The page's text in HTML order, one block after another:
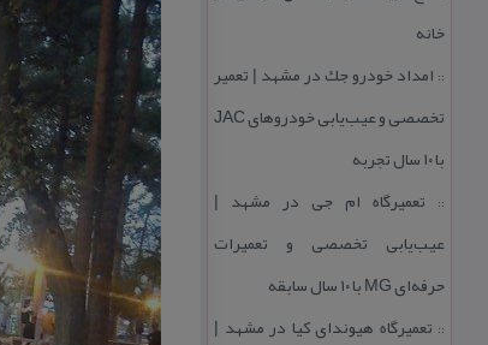
خانه
:: امداد خودرو جك در مشهد | تعمیر
تخصصی و عیب‌یابی خودروهای JAC
با ۱۰ سال تجربه
:: تعمیرگاه ام جی در مشهد |
عیب‌یابی تخصصی و تعمیرات
حرفه‌ای MG با ۱۰ سال سابقه
:: تعمیرگاه هیوندای كیا در مشهد |